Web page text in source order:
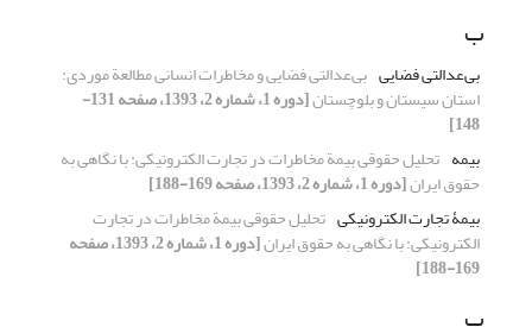
ب
بی‌عدالتی فضایی بی‌عدالتی فضایی و مخاطرات انسانی مطالعة موردی:
استان سیستان و بلوچستان [دوره 1، شماره 2، 1393، صفحه 131-
148]
بیمه تحلیل حقوقی بیمة مخاطرات در تجارت الکترونیکی: با نگاهی به
حقوق ایران[دوره 1، شماره 2، 1393، صفحه 169-188]
بیمۀ تجارت الکترونیکی تحلیل حقوقی بیمة مخاطرات در تجارت
الکترونیکی: با نگاهی به حقوق ایران [دوره 1، شماره 2، 1393، صفحه
169-188]